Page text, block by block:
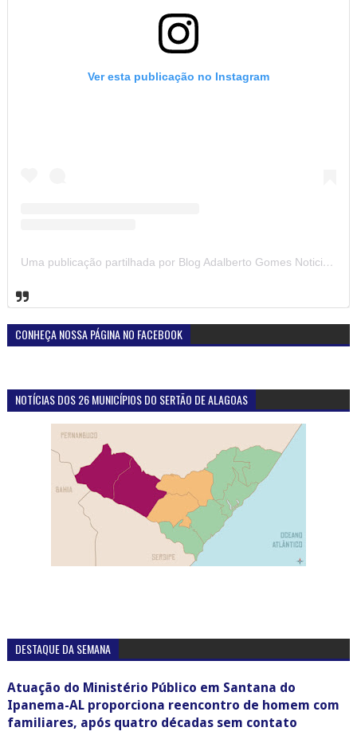
Ver esta publicação no Instagram
Uma publicação partilhada por Blog Adalberto Gomes Noticias (@blogadalbertogomesnoticiass)
CONHEÇA NOSSA PÁGINA NO FACEBOOK
NOTÍCIAS DOS 26 MUNICÍPIOS DO SERTÃO DE ALAGOAS
DESTAQUE DA SEMANA
Atuação do Ministério Público em Santana do
Ipanema-AL proporciona reencontro de homem com
familiares, após quatro décadas sem contato